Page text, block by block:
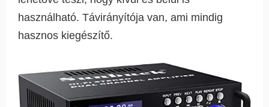
használható. Távirányítója van, ami mindig
hasznos kiegészítő.